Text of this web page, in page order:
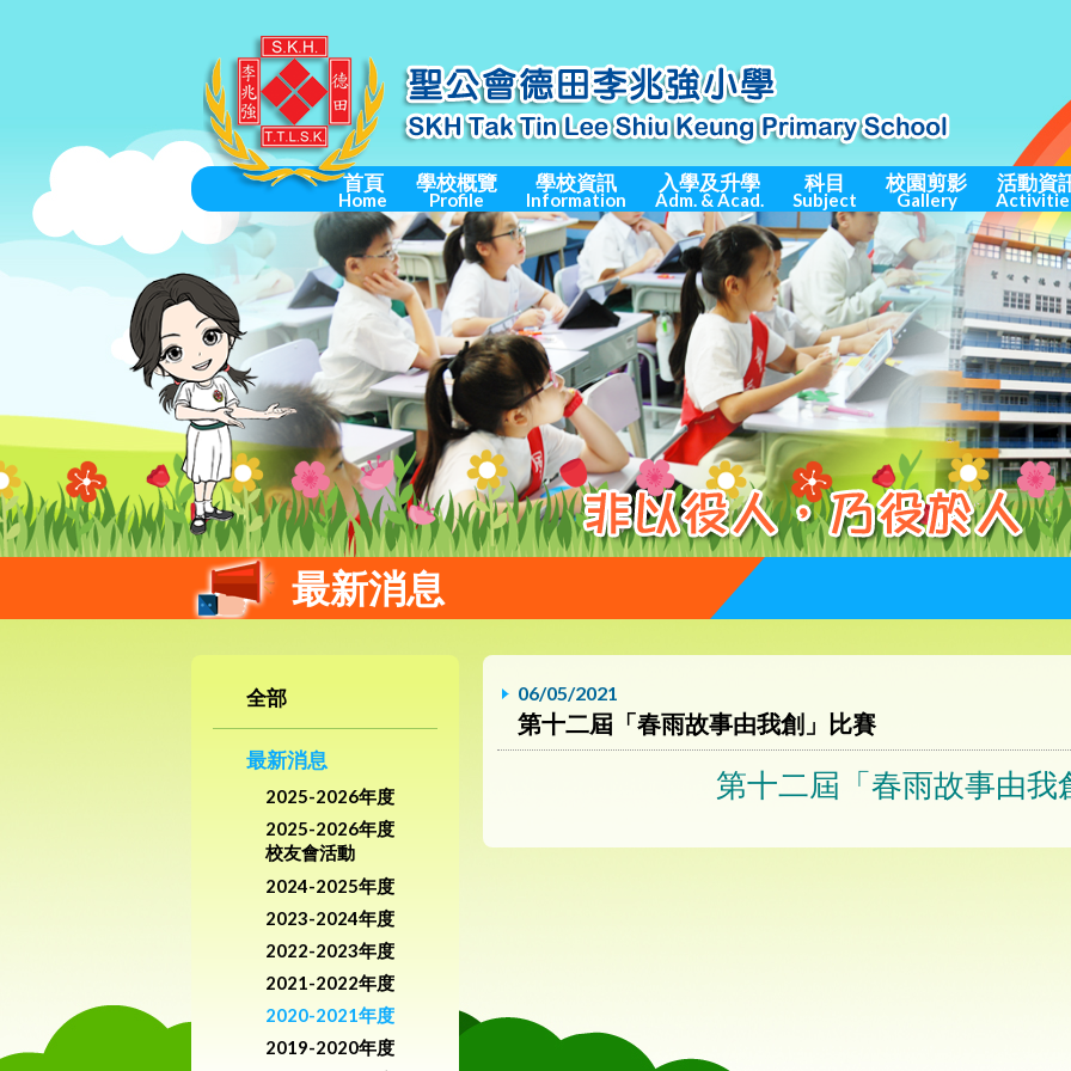
首頁
Home
學校概覽
Profile
學校資訊
Information
入學及升學
Adm. & Acad.
科目
Subject
校園剪影
Gallery
活動資
最新消息
全部
最新消息
2025-2026年度
2025-2026年度
校友會活動
2024-2025年度
2023-2024年度
2022-2023年度
2021-2022年度
2020-2021年度
2019-2020年度
06/05/2021
第十二屆「春雨故事由我創」比賽
第十二屆「春雨故事由我